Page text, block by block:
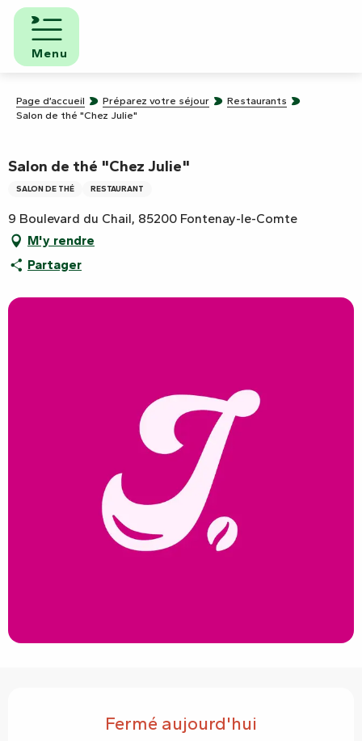
Aller
contenu
principal
Menu
Page d’accueil Préparez votre séjour
Restaurants
Salon de thé "Chez Julie"
Salon de thé "Chez Julie"
SALON DE THÉ RESTAURANT
9 Boulevard du Chail, 85200 Fontenay-le-Comte
M'y rendre
Partager
Fermé aujourd'hui